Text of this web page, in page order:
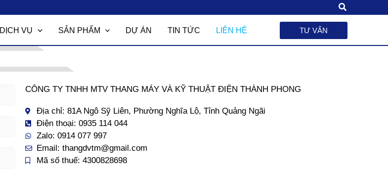
Tìm
kiếm
DỊCH VỤ SẢN PHẨM DỰ ÁN TIN TỨC LIÊN HỆ TƯ VẤN
CÔNG TY TNHH MTV THANG MÁY VÀ KỸ THUẬT ĐIỆN THÀNH PHONG
Địa chỉ: 81A Ngô Sỹ Liên, Phường Nghĩa Lộ, Tỉnh Quảng Ngãi
Điện thoại: 0935 114 044
Zalo: 0914 077 997
Email: thangdvtm@gmail.com
Mã số thuế: 4300828698